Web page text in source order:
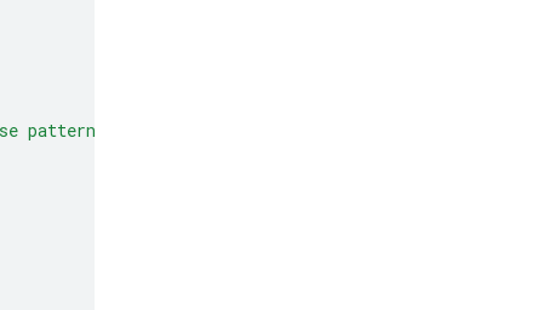
patterns to make predictions or decisions on new